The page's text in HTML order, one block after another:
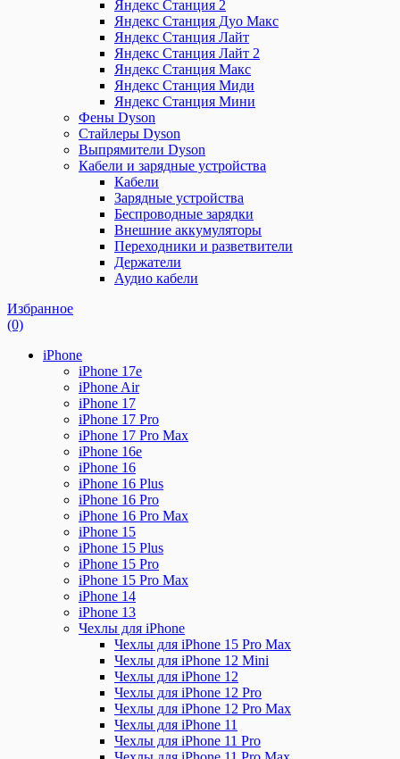
Яндекс Станция 2
Яндекс Станция Дуо Макс
Яндекс Станция Лайт
Яндекс Станция Лайт 2
Яндекс Станция Макс
Яндекс Станция Миди
Яндекс Станция Мини
Фены Dyson
Стайлеры Dyson
Выпрямители Dyson
Кабели и зарядные устройства
Кабели
Зарядные устройства
Беспроводные зарядки
Внешние аккумуляторы
Переходники и разветвители
Держатели
Аудио кабели
Избранное
(0)
iPhone
iPhone 17e
iPhone Air
iPhone 17
iPhone 17 Pro
iPhone 17 Pro Max
iPhone 16e
iPhone 16
iPhone 16 Plus
iPhone 16 Pro
iPhone 16 Pro Max
iPhone 15
iPhone 15 Plus
iPhone 15 Pro
iPhone 15 Pro Max
iPhone 14
iPhone 13
Чехлы для iPhone
Чехлы для iPhone 15 Pro Max
Чехлы для iPhone 12 Mini
Чехлы для iPhone 12
Чехлы для iPhone 12 Pro
Чехлы для iPhone 12 Pro Max
Чехлы для iPhone 11
Чехлы для iPhone 11 Pro